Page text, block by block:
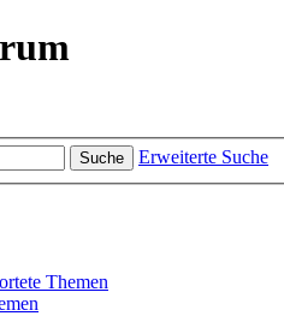
Suche
Erweiterte Suche
Themen